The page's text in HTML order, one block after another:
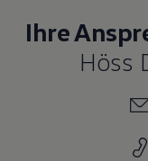
Ihre
Höss